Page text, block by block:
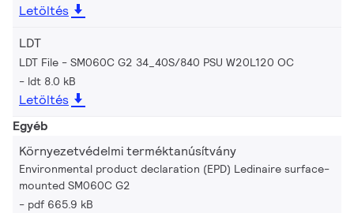
Letöltés
LDT
LDT File - SM060C G2 34_40S/840 PSU W20L120 OC
ldt 8.0 kB
Letöltés
Egyéb
Környezetvédelmi terméktanúsítvány
Environmental product declaration (EPD) Ledinaire surface-
mounted SM060C G2
pdf 665.9 kB